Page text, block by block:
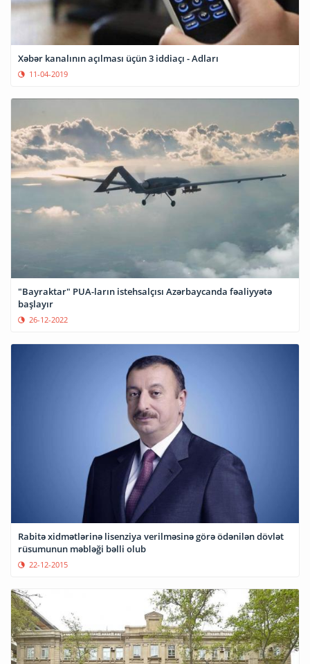
Xəbər kanalının açılması üçün 3 iddiaçı - Adları
11-04-2019
"Bayraktar" PUA-ların istehsalçısı Azərbaycanda fəaliyyətə
başlayır
26-12-2022
Rabitə xidmətlərinə lisenziya verilməsinə görə ödənilən dövlət
rüsumunun məbləği bəlli olub
22-12-2015